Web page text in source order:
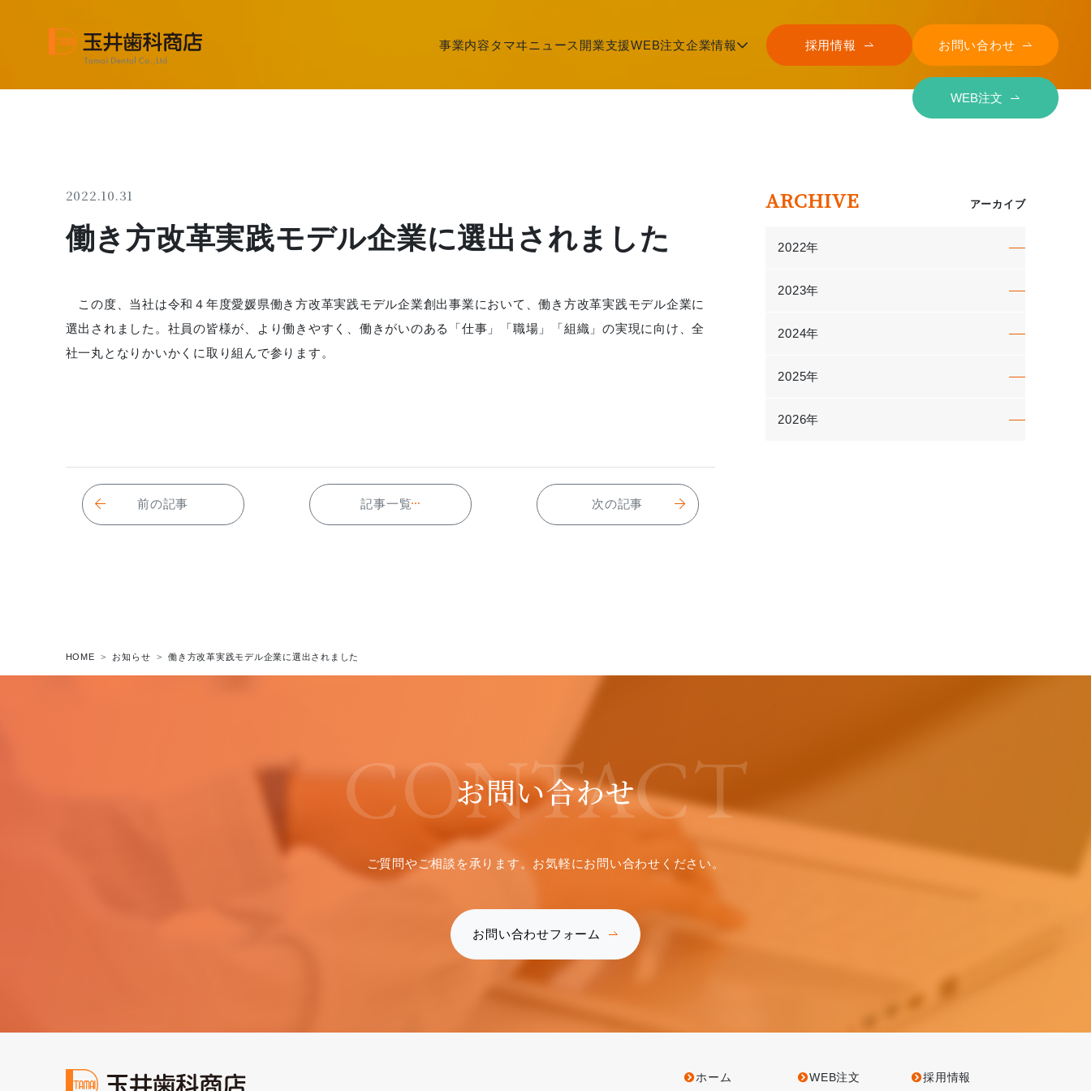
事業内容 タマヰニュース 開業支援WEB注文企業情報 採用情報 お問い合わせ
WEB注文
2022.10.31
働き方改革実践モデル企業に選出されました
この度、当社は令和４年度愛媛県働き方改革実践モデル企業創出事業において、働き方改革実践モデル企業に
選出されました。社員の皆様が、より働きやすく、働きがいのある「仕事」「職場」「組織」の実現に向け、全
社一丸となりかいかくに取り組んで参ります。
前の記事 記事一覧 次の記事
ARCHIVE アーカイブ
2022年
2023年
2024年
2025年
2026年
HOME お知らせ 働き方改革実践モデル企業に選出されました
CONTACT
お問い合わせ
ご質問やご相談を承ります。 お気軽にお問い合わせください。
お問い合わせフォーム
ホーム WEB注文 採用情報